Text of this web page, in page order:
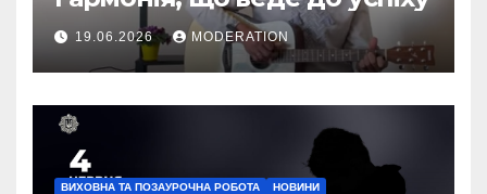
19.06.2026 MODERATION
ВИХОВНА ТА ПОЗАУРОЧНА РОБОТА НОВИНИ